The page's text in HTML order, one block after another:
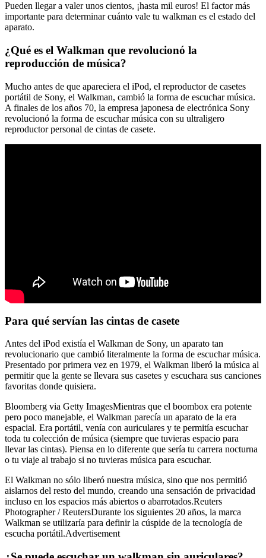
Pueden llegar a valer unos cientos, ¡hasta mil euros! El factor más
importante para determinar cuánto vale tu walkman es el estado del
aparato.
¿Qué es el Walkman que revolucionó la
reproducción de música?
Mucho antes de que apareciera el iPod, el reproductor de casetes
portátil de Sony, el Walkman, cambió la forma de escuchar música.
A finales de los años 70, la empresa japonesa de electrónica Sony
revolucionó la forma de escuchar música con su ultraligero
reproductor personal de cintas de casete.
Para qué servían las cintas de casete
Antes del iPod existía el Walkman de Sony, un aparato tan
revolucionario que cambió literalmente la forma de escuchar música.
Presentado por primera vez en 1979, el Walkman liberó la música al
permitir que la gente se llevara sus casetes y escuchara sus canciones
favoritas donde quisiera.
Bloomberg via Getty ImagesMientras que el boombox era potente
pero poco manejable, el Walkman parecía un aparato de la era
espacial. Era portátil, venía con auriculares y te permitía escuchar
toda tu colección de música (siempre que tuvieras espacio para
llevar las cintas). Piensa en lo diferente que sería tu carrera nocturna
o tu viaje al trabajo si no tuvieras música para escuchar.
El Walkman no sólo liberó nuestra música, sino que nos permitió
aislarnos del resto del mundo, creando una sensación de privacidad
incluso en los espacios más abiertos o abarrotados.Reuters
Photographer / ReutersDurante los siguientes 20 años, la marca
Walkman se utilizaría para definir la cúspide de la tecnología de
escucha portátil.Advertisement